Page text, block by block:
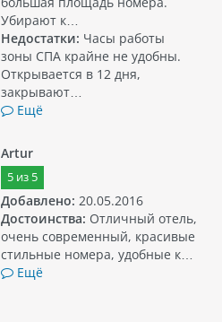
Убирают к…
Недостатки: Часы работы
зоны СПА крайне не удобны.
Открывается в 12 дня,
закрывают…
Ещё
Artur
5из 5
Добавлено: 20.05.2016
Достоинства: Отличный отель,
очень современный, красивые
стильные номера, удобные к…
Ещё